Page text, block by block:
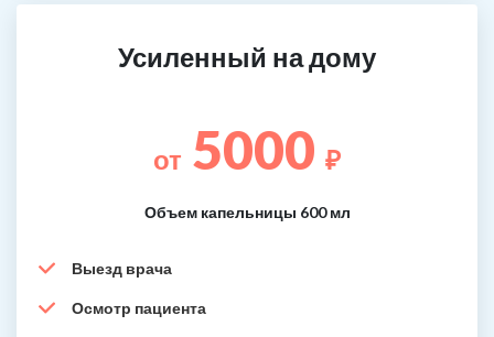
Усиленный на дому
от 5000 ₽
Объем капельницы 600 мл
Выезд врача
Осмотр пациента